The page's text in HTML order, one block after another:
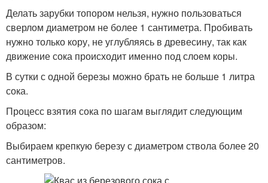
Делать зарубки топором нельзя, нужно пользоваться
сверлом диаметром не более 1 сантиметра. Пробивать
нужно только кору, не углубляясь в древесину, так как
движение сока происходит именно под слоем коры.
В сутки с одной березы можно брать не больше 1 литра
сока.
Процесс взятия сока по шагам выглядит следующим
образом:
Выбираем крепкую березу с диаметром ствола более 20
сантиметров.